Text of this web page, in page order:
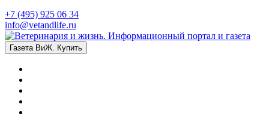
+7 (495) 925 06 34
info@vetandlife.ru
Газета ВиЖ. Купить